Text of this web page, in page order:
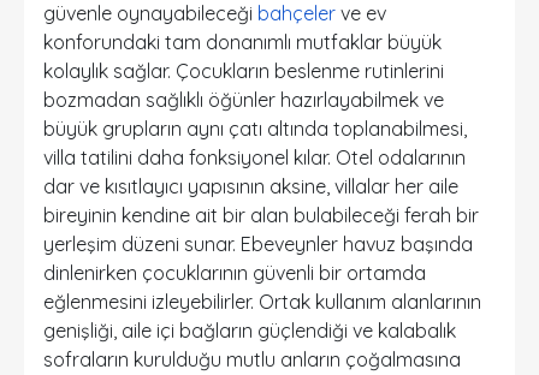
güvenle oynayabileceği bahçeler ve ev
konforundaki tam donanımlı mutfaklar büyük
kolaylık sağlar. Çocukların beslenme rutinlerini
bozmadan sağlıklı öğünler hazırlayabilmek ve
büyük grupların aynı çatı altında toplanabilmesi,
villa tatilini daha fonksiyonel kılar. Otel odalarının
dar ve kısıtlayıcı yapısının aksine, villalar her aile
bireyinin kendine ait bir alan bulabileceği ferah bir
yerleşim düzeni sunar. Ebeveynler havuz başında
dinlenirken çocuklarının güvenli bir ortamda
eğlenmesini izleyebilirler. Ortak kullanım alanlarının
genişliği, aile içi bağların güçlendiği ve kalabalık
sofraların kurulduğu mutlu anların çoğalmasına